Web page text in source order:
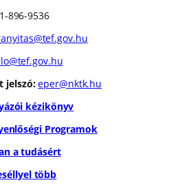
896-9536
jelszó: eper@nktk.hu
kézikönyv
Programok
a tudásért
több